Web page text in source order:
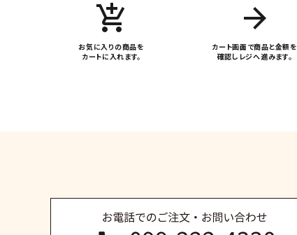
カテゴリー
add_shopping_cart
お気に入りの商品を
カートに入れます。
arrow_forward
カート画面で商品と金額を
確認しレジへ進みます。